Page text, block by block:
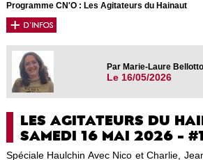
Programme CN'O : Les Agitateurs du Hainaut
Par Marie-Laure Bellotto
Le 16/05/2026
LES AGITATEURS DU
SAMEDI 16 MAI 2026 -
Spéciale Haulchin Avec Nico et Charlie,